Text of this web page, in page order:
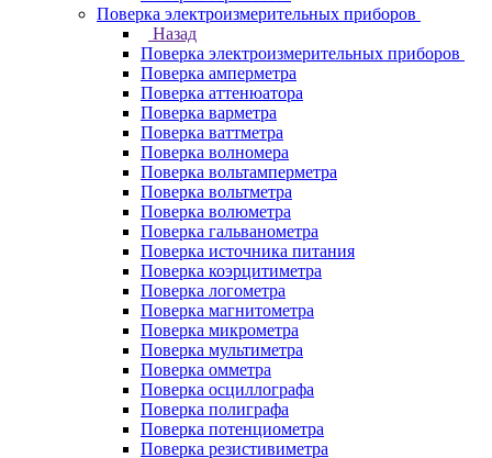
Поверка электроизмерительных приборов
Назад
Поверка электроизмерительных приборов
Поверка амперметра
Поверка аттенюатора
Поверка варметра
Поверка ваттметра
Поверка волномера
Поверка вольтамперметра
Поверка вольтметра
Поверка волюметра
Поверка гальванометра
Поверка источника питания
Поверка коэрцитиметра
Поверка логометра
Поверка магнитометра
Поверка микрометра
Поверка мультиметра
Поверка омметра
Поверка осциллографа
Поверка полиграфа
Поверка потенциометра
Поверка резистивиметра